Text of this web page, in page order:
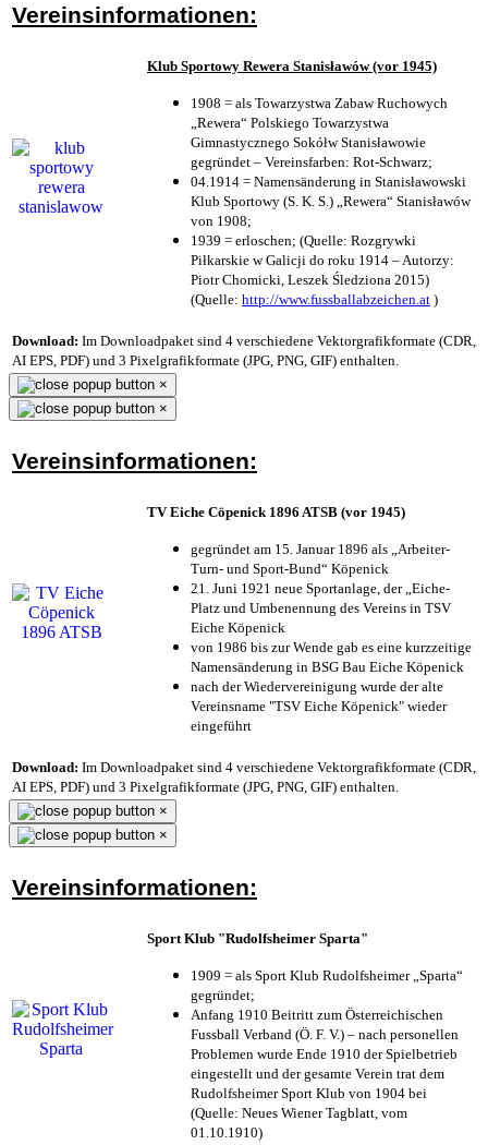
Vereinsinformationen:
Klub Sportowy Rewera Stanisławów (vor 1945)
1908 = als Towarzystwa Zabaw Ruchowych
„Rewera“ Polskiego Towarzystwa
Gimnastycznego Sokółw Stanisławowie
gegründet – Vereinsfarben: Rot-Schwarz;
04.1914 = Namensänderung in Stanisławowski
Klub Sportowy (S. K. S.) „Rewera“ Stanisławów
von 1908;
1939 = erloschen; (Quelle: Rozgrywki
Piłkarskie w Galicji do roku 1914 – Autorzy:
Piotr Chomicki, Leszek Śledziona 2015)
(Quelle: http://www.fussballabzeichen.at )
Download: Im Downloadpaket sind 4 verschiedene Vektorgrafikformate (CDR,
AI EPS, PDF) und 3 Pixelgrafikformate (JPG, PNG, GIF) enthalten.
×
×
Vereinsinformationen:
TV Eiche Cöpenick 1896 ATSB (vor 1945)
gegründet am 15. Januar 1896 als „Arbeiter-
Turn- und Sport-Bund“ Köpenick
21. Juni 1921 neue Sportanlage, der „Eiche-
Platz und Umbenennung des Vereins in TSV
Eiche Köpenick
von 1986 bis zur Wende gab es eine kurzzeitige
Namensänderung in BSG Bau Eiche Köpenick
nach der Wiedervereinigung wurde der alte
Vereinsname "TSV Eiche Köpenick" wieder
eingeführt
Download: Im Downloadpaket sind 4 verschiedene Vektorgrafikformate (CDR,
AI EPS, PDF) und 3 Pixelgrafikformate (JPG, PNG, GIF) enthalten.
×
×
Vereinsinformationen:
Sport Klub "Rudolfsheimer Sparta"
1909 = als Sport Klub Rudolfsheimer „Sparta“
gegründet;
Anfang 1910 Beitritt zum Österreichischen
Fussball Verband (Ö. F. V.) – nach personellen
Problemen wurde Ende 1910 der Spielbetrieb
eingestellt und der gesamte Verein trat dem
Rudolfsheimer Sport Klub von 1904 bei
(Quelle: Neues Wiener Tagblatt, vom
01.10.1910)